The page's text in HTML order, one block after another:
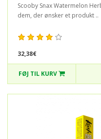
Scooby Snax Watermelon
dem, der ønsker et produkt ..
32,38€
FØJ TIL KURV